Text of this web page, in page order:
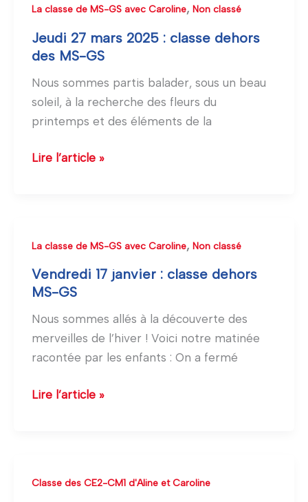
La classe de MS-GS avec Caroline, Non classé
Jeudi 27 mars 2025 : classe dehors
des MS-GS
Nous sommes partis balader, sous un beau
soleil, à la recherche des fleurs du
printemps et des éléments de la
Jeudi
mars
:
classe
dehors
MS-
Lire l’article »
La classe de MS-GS avec Caroline, Non classé
Vendredi 17 janvier : classe dehors
MS-GS
Nous sommes allés à la découverte des
merveilles de l’hiver ! Voici notre matinée
racontée par les enfants : On a fermé
Vendredi
janvier
classe
dehors
MS-
Lire l’article »
Classe des CE2-CM1 d'Aline et Caroline
1ère